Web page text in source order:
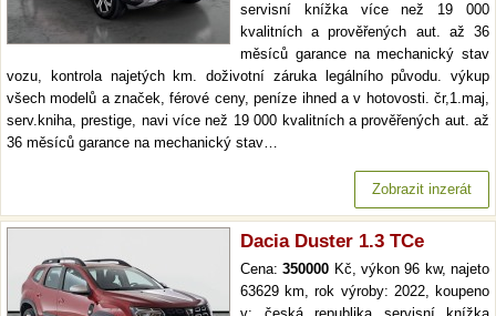
servisní knížka více než 19 000
kvalitních a prověřených aut. až 36
měsíců garance na mechanický stav
vozu, kontrola najetých km. doživotní záruka legálního původu. výkup
všech modelů a značek, férové ceny, peníze ihned a v hotovosti. čr,1.maj,
serv.kniha, prestige, navi více než 19 000 kvalitních a prověřených aut. až
36 měsíců garance na mechanický stav…
Zobrazit inzerát
Dacia Duster 1.3 TCe
Cena:350000 Kč, výkon 96 kw, najeto
63629 km, rok výroby: 2022, koupeno